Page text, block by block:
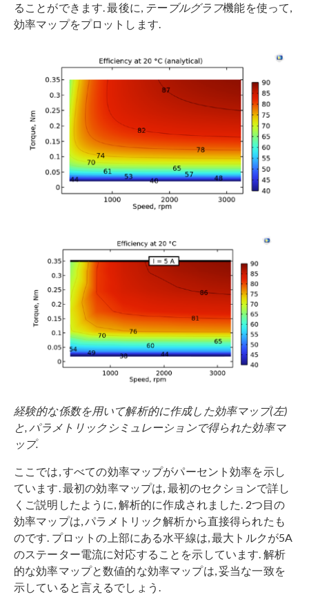
ることができます. 最後に, テーブルグラフ機能を使って,
効率マップをプロットします.
経験的な係数を用いて解析的に作成した効率マップ(左)
と, パラメトリックシミュレーションで得られた効率マ
ップ.
ここでは, すべての効率マップがパーセント効率を示し
ています. 最初の効率マップは, 最初のセクションで詳し
くご説明したように, 解析的に作成されました. 2つ目の
効率マップは, パラメトリック解析から直接得られたも
のです. プロットの上部にある水平線は, 最大トルクが5A
のステーター電流に対応することを示しています. 解析
的な効率マップと数値的な効率マップは, 妥当な一致を
示していると言えるでしょう.